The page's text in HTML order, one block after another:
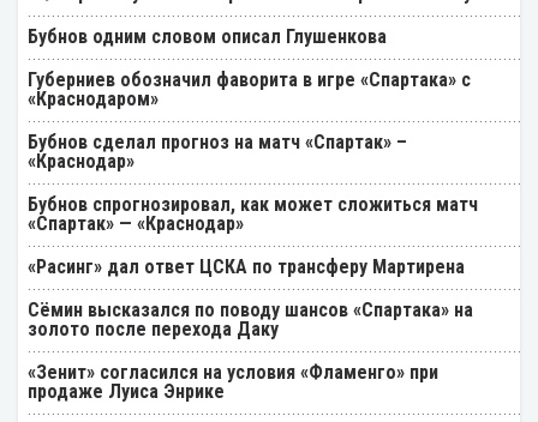
Бубнов одним словом описал Глушенкова
Губерниев обозначил фаворита в игре «Спартака» с
«Краснодаром»
Бубнов сделал прогноз на матч «Спартак» –
«Краснодар»
Бубнов спрогнозировал, как может сложиться матч
«Спартак» — «Краснодар»
«Расинг» дал ответ ЦСКА по трансферу Мартирена
Cёмин высказался по поводу шансов «Спартака» на
золото после перехода Даку
«Зенит» согласился на условия «Фламенго» при
продаже Луиса Энрике